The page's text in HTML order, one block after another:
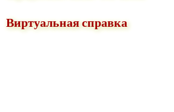
Виртуальная справка